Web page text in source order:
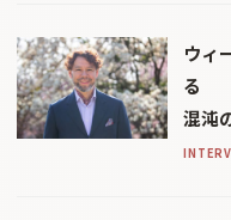
ウィ
る
混沌